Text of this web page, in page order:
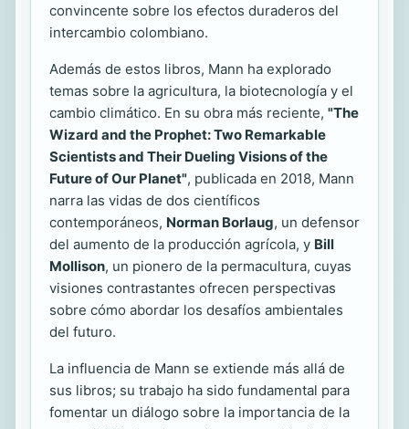
convincente sobre los efectos duraderos del
intercambio colombiano.
Además de estos libros, Mann ha explorado
temas sobre la agricultura, la biotecnología y el
cambio climático. En su obra más reciente, "The
Wizard and the Prophet: Two Remarkable
Scientists and Their Dueling Visions of the
Future of Our Planet", publicada en 2018, Mann
narra las vidas de dos científicos
contemporáneos, Norman Borlaug, un defensor
del aumento de la producción agrícola, y Bill
Mollison, un pionero de la permacultura, cuyas
visiones contrastantes ofrecen perspectivas
sobre cómo abordar los desafíos ambientales
del futuro.
La influencia de Mann se extiende más allá de
sus libros; su trabajo ha sido fundamental para
fomentar un diálogo sobre la importancia de la